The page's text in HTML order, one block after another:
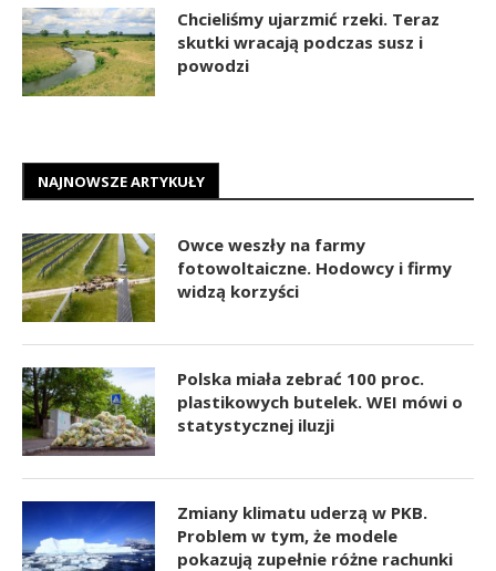
Chcieliśmy ujarzmić rzeki. Teraz
skutki wracają podczas susz i
powodzi
NAJNOWSZE ARTYKUŁY
Owce weszły na farmy
fotowoltaiczne. Hodowcy i firmy
widzą korzyści
Polska miała zebrać 100 proc.
plastikowych butelek. WEI mówi o
statystycznej iluzji
Zmiany klimatu uderzą w PKB.
Problem w tym, że modele
pokazują zupełnie różne rachunki